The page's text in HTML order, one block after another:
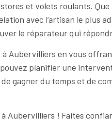
et volets roulants.
avec l’artisan le plus
le réparateur qui
Aubervilliers en vous
planifier une
gagner du temps et de
! Faites